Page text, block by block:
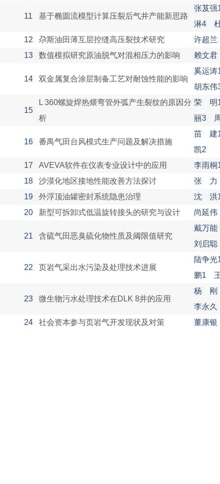
11 基于椭圆流模型计算压裂后气井产能新思路
张芨
淋4
12
尕斯油田薄互层控缝高压裂技术研究
许超
13
数值模拟研究原油脱气对混相压力的影响 赖文
14 双金属复合涂层制备工艺对耐蚀性能的影响
奚运
胡东
15
L 360螺旋焊热煨弯管外弧产生裂纹的原因分
析
荣
丽3
16 番禺气田台风模式生产问题及解决措施
苗 建
凯2
17
AVEVA软件在仪表专业设计中的应用
李雨
18
沙漠化地区接地性能改善方法探讨
张 力
19
外浮顶油罐密封系统隐患治理
沈 洪
20
新型可拆卸式低温旋转接头的研究与设计 尚延
21 含硫气田恶臭硫化物性质及阈限值研究
戴万
刘启聪
22 页岩气采出水污染及处理技术进展
陆争
鹏1
23 微生物污水处理技术在DLK 8井的应用
杨
李永久
24
社会资本参与页岩气开发现状及对策 董康